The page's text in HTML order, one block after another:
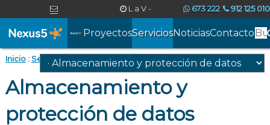
Soluciones
informáticas
profesionales
para
empresas,
Madrid
ProyectosServiciosNoticiasContacto
info@nexus5.com
L a V -
9:00 a 19:00
673 222
068
912 125 010
/ 607 533 577
Inicio: Servicios Almacenamiento y protección de datos
Almacenamiento y
protección de datos